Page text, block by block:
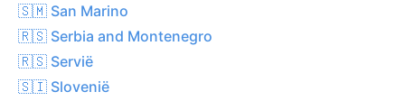
🇸🇲 San Marino
🇷🇸 Serbia and Montenegro
🇷🇸 Servië
🇸🇮 Slovenië